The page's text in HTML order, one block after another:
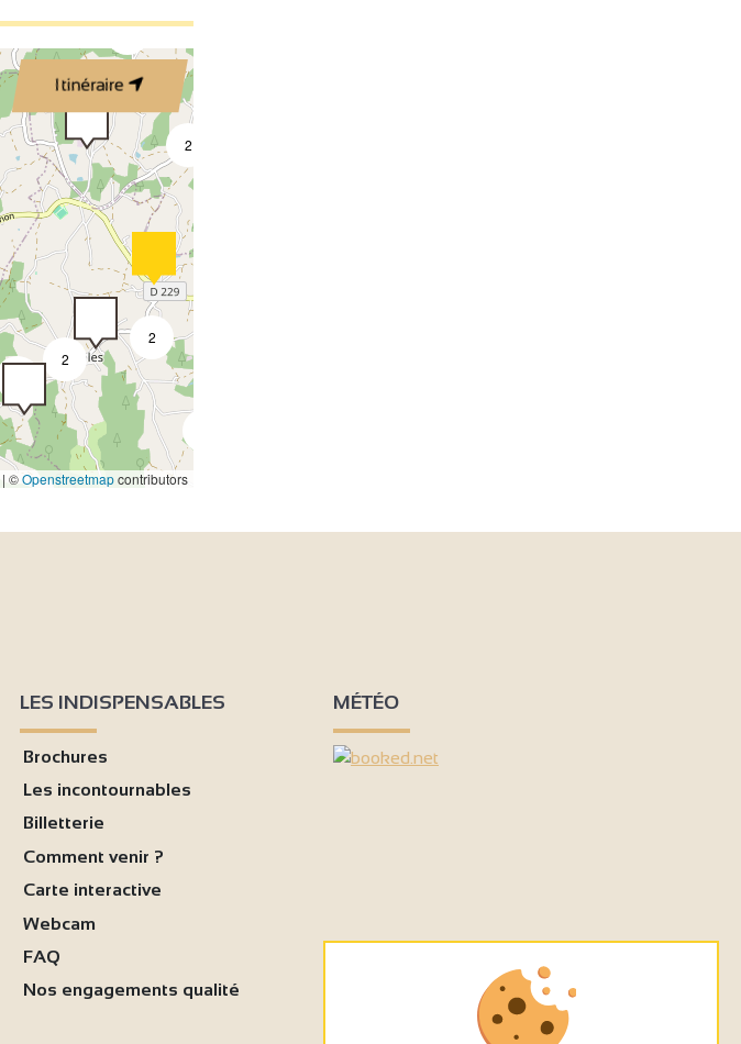
Itinéraire
2
2
3
2
2
2
| ©Openstreetmapcontributors
LES INDISPENSABLES
Brochures
Les incontournables
Billetterie
Comment venir ?
Carte interactive
Webcam
FAQ
Nos engagements qualité
MÉTÉO